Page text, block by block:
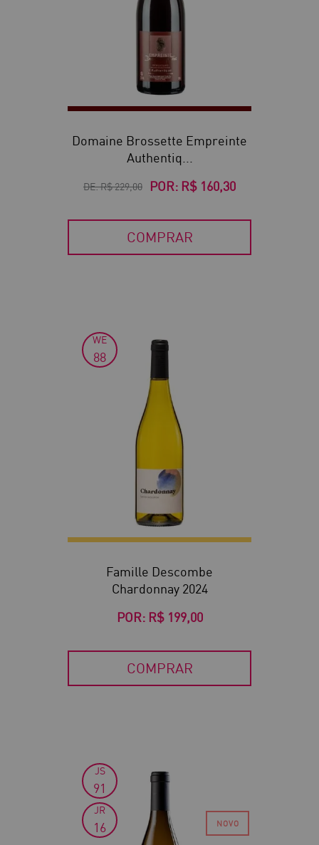
Domaine Brossette Empreinte
Authentiq...
DE:R$ 229,00 POR: R$ 160,30
COMPRAR
WE
88
Famille Descombe
Chardonnay 2024
POR: R$ 199,00
COMPRAR
JS
91
JR
16